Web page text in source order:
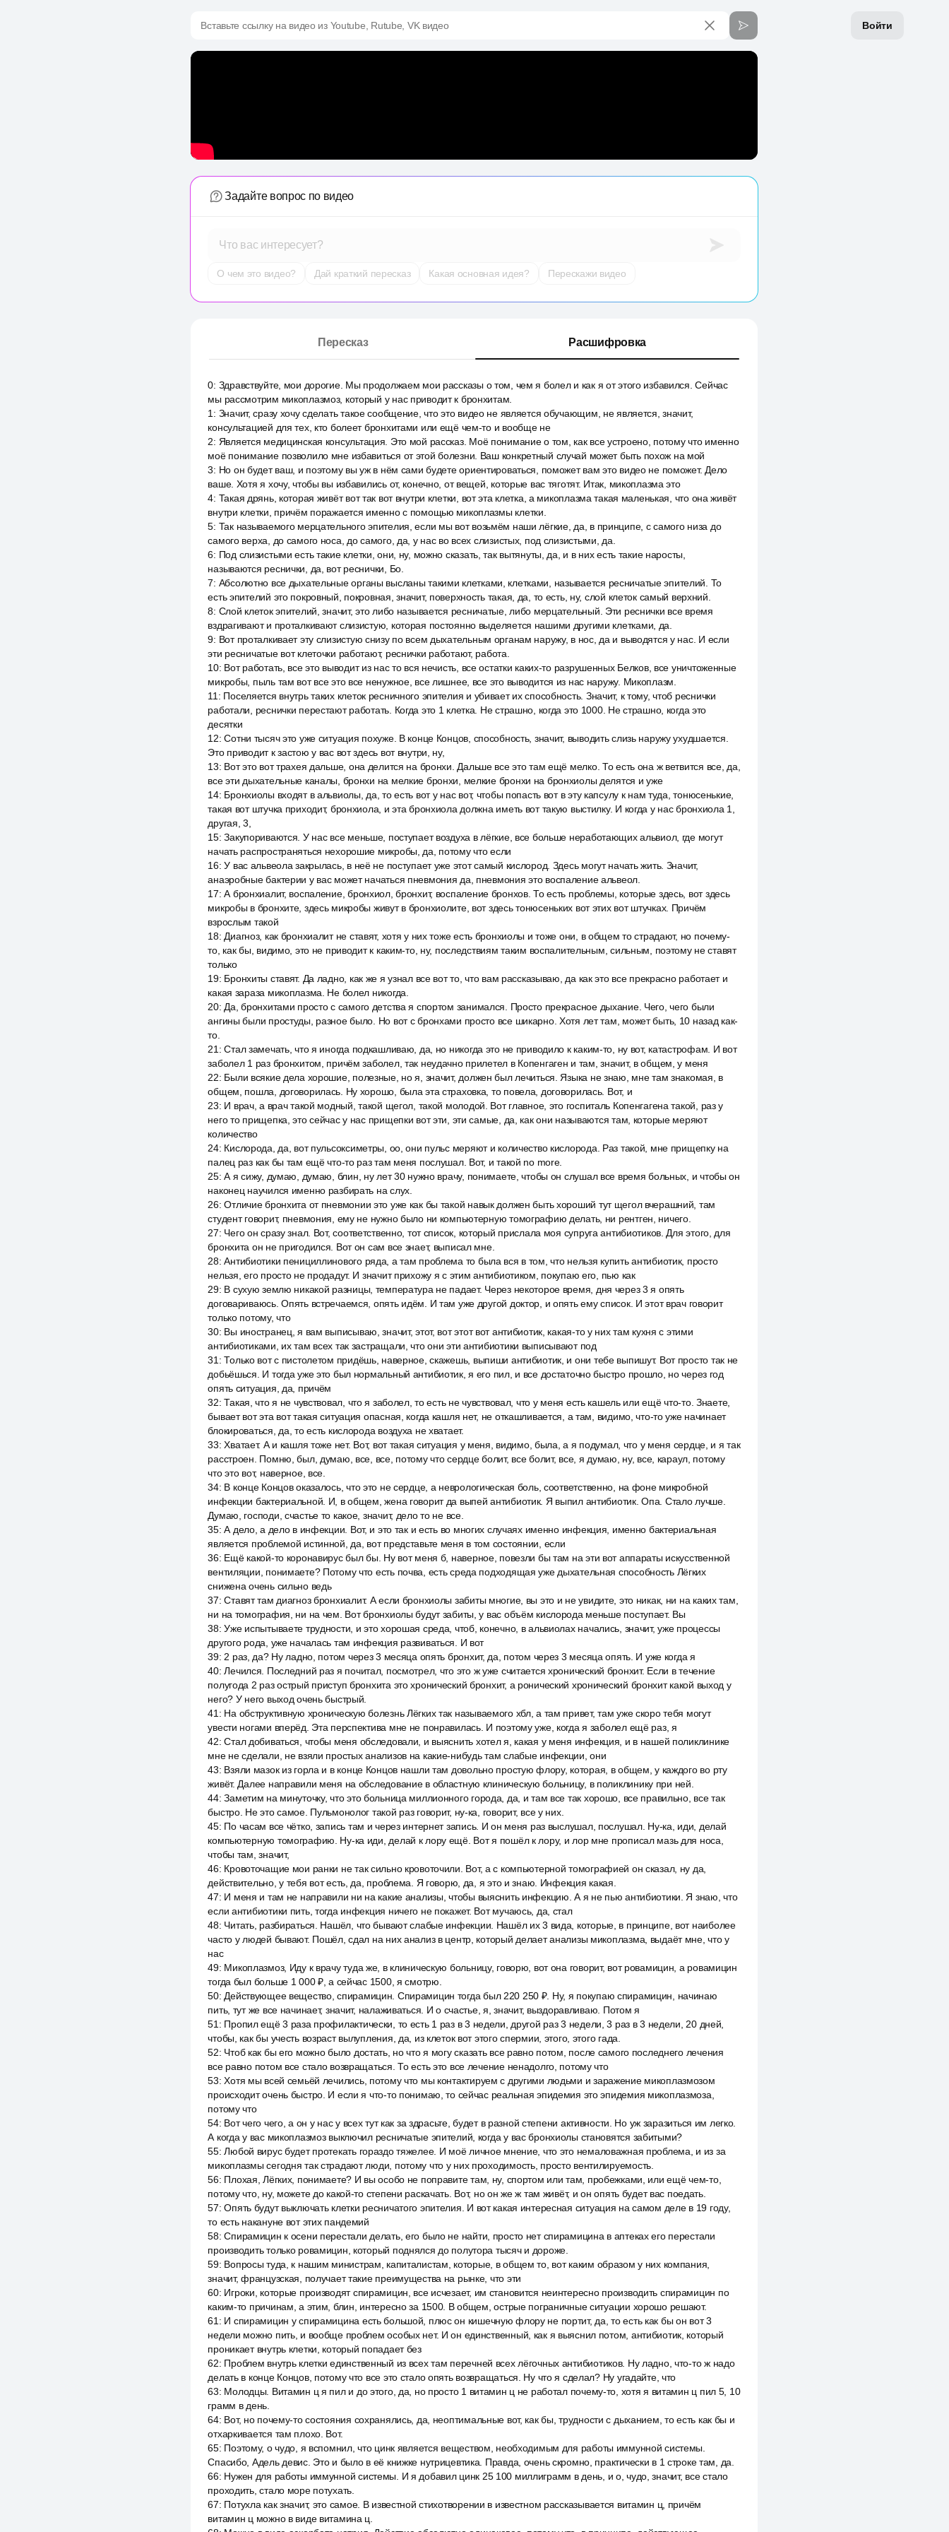
Войти
Вставьте ссылку на видео из Youtube, Rutube, VK видео
Задайте вопрос по видео
Что вас интересует?
О чем это видео? Дай краткий пересказ Какая основная идея? Перескажи видео
Пересказ Расшифровка
0: Здравствуйте, мои дорогие. Мы продолжаем мои рассказы о том, чем я болел и как я от этого избавился. Сейчас
мы рассмотрим микоплазмоз, который у нас приводит к бронхитам.
1 : Значит, сразу хочу сделать такое сообщение, что это видео не является обучающим, не является, значит,
консультацией для тех, кто болеет бронхитами или ещё чем-то и вообще не
2: Является медицинская консультация. Это мой рассказ. Моё понимание о том, как все устроено, потому что именно
моё понимание позволило мне избавиться от этой болезни. Ваш конкретный случай может быть похож на мой
3: Но он будет ваш, и поэтому вы уж в нём сами будете ориентироваться, поможет вам это видео не поможет. Дело
ваше. Хотя я хочу, чтобы вы избавились от, конечно, от вещей, которые вас тяготят. Итак, микоплазма это
4: Такая дрянь, которая живёт вот так вот внутри клетки, вот эта клетка, а микоплазма такая маленькая, что она живёт
внутри клетки, причём поражается именно с помощью микоплазмы клетки.
5: Так называемого мерцательного эпителия, если мы вот возьмём наши лёгкие, да, в принципе, с самого низа до
самого верха, до самого носа, до самого, да, у нас во всех слизистых, под слизистыми, да.
6: Под слизистыми есть такие клетки, они, ну, можно сказать, так вытянуты, да, и в них есть такие наросты,
называются реснички, да, вот реснички, Бо.
7: Абсолютно все дыхательные органы высланы такими клетками, клетками, называется ресничатые эпителий. То
есть эпителий это покровный, покровная, значит, поверхность такая, да, то есть, ну, слой клеток самый верхний.
8: Слой клеток эпителий, значит, это либо называется ресничатые, либо мерцательный. Эти реснички все время
вздрагивают и проталкивают слизистую, которая постоянно выделяется нашими другими клетками, да.
9: Вот проталкивает эту слизистую снизу по всем дыхательным органам наружу, в нос, да и выводятся у нас. И если
эти ресничатые вот клеточки работают, реснички работают, работа.
10: Вот работать, все это выводит из нас то вся нечисть, все остатки каких-то разрушенных Белков, все уничтоженные
микробы, пыль там вот все это все ненужное, все лишнее, все это выводится из нас наружу. Микоплазм.
11 : Поселяется внутрь таких клеток ресничного эпителия и убивает их способность. Значит, к тому, чтоб реснички
работали, реснички перестают работать. Когда это 1 клетка. Не страшно, когда это 1000. Не страшно, когда это
десятки
12:Сотни тысяч это уже ситуация похуже. В конце Концов, способность, значит, выводить слизь наружу ухудшается.
Это приводит к застою у вас вот здесь вот внутри, ну,
13: Вот это вот трахея дальше, она делится на бронхи. Дальше все это там ещё мелко. То есть она ж ветвится все, да,
все эти дыхательные каналы, бронхи на мелкие бронхи, мелкие бронхи на бронхиолы делятся и уже
14: Бронхиолы входят в альвиолы, да, то есть вот у нас вот, чтобы попасть вот в эту капсулу к нам туда, тонюсенькие,
такая вот штучка приходит, бронхиола, и эта бронхиола должна иметь вот такую выстилку. И когда у нас бронхиола 1,
другая, 3,
15:Закупориваются. У нас все меньше, поступает воздуха в лёгкие, все больше неработающих альвиол, где могут
начать распространяться нехорошие микробы, да, потому что если
16:У вас альвеола закрылась, в неё не поступает уже этот самый кислород. Здесь могут начать жить. Значит,
анаэробные бактерии у вас может начаться пневмония да, пневмония это воспаление альвеол.
17:А бронхиалит, воспаление, бронхиол, бронхит, воспаление бронхов. То есть проблемы, которые здесь, вот здесь
микробы в бронхите, здесь микробы живут в бронхиолите, вот здесь тонюсеньких вот этих вот штучках. Причём
взрослым такой
18: Диагноз, как бронхиалит не ставят, хотя у них тоже есть бронхиолы и тоже они, в общем то страдают, но почему-
то, как бы, видимо, это не приводит к каким-то, ну, последствиям таким воспалительным, сильным, поэтому не ставят
только
19: Бронхиты ставят. Да ладно, как же я узнал все вот то, что вам рассказываю, да как это все прекрасно работает и
какая зараза микоплазма. Не болел никогда.
20: Да, бронхитами просто с самого детства я спортом занимался. Просто прекрасное дыхание. Чего, чего были
ангины были простуды, разное было. Но вот с бронхами просто все шикарно. Хотя лет там, может быть, 10 назад как-
то.
21 :Стал замечать, что я иногда подкашливаю, да, но никогда это не приводило к каким-то, ну вот, катастрофам. И вот
заболел 1 раз бронхитом, причём заболел, так неудачно прилетел в Копенгаген и там, значит, в общем, у меня
22: Были всякие дела хорошие, полезные, но я, значит, должен был лечиться. Языка не знаю, мне там знакомая, в
общем, пошла, договорилась. Ну хорошо, была эта страховка, то повела, договорилась. Вот, и
23: И врач, а врач такой модный, такой щегол, такой молодой. Вот главное, это госпиталь Копенгагена такой, раз у
него то прищепка, это сейчас у нас прищепки вот эти, эти самые, да, как они называются там, которые меряют
количество
24: Кислорода, да, вот пульсоксиметры, оо, они пульс меряют и количество кислорода. Раз такой, мне прищепку на
палец раз как бы там ещё что-то раз там меня послушал. Вот, и такой no more.
25:А я сижу, думаю, думаю, блин, ну лет 30 нужно врачу, понимаете, чтобы он слушал все время больных, и чтобы он
наконец научился именно разбирать на слух.
26:Отличие бронхита от пневмонии это уже как бы такой навык должен быть хороший тут щегол вчерашний, там
студент говорит, пневмония, ему не нужно было ни компьютерную томографию делать, ни рентген, ничего.
27: Чего он сразу знал. Вот, соответственно, тот список, который прислала моя супруга антибиотиков. Для этого, для
бронхита он не пригодился. Вот он сам все знает, выписал мне.
28:Антибиотики пенициллинового ряда, а там проблема то была вся в том, что нельзя купить антибиотик, просто
нельзя, его просто не продадут. И значит прихожу я с этим антибиотиком, покупаю его, пью как
29: В сухую землю никакой разницы, температура не падает. Через некоторое время, дня через 3 я опять
договариваюсь. Опять встречаемся, опять идём. И там уже другой доктор, и опять ему список. И этот врач говорит
только потому, что
30: Вы иностранец, я вам выписываю, значит, этот, вот этот вот антибиотик, какая-то у них там кухня с этими
антибиотиками, их там всех так застращали, что они эти антибиотики выписывают под
31 :Только вот с пистолетом придёшь, наверное, скажешь, выпиши антибиотик, и они тебе выпишут. Вот просто так не
добьёшься. И тогда уже это был нормальный антибиотик, я его пил, и все достаточно быстро прошло, но через год
опять ситуация, да, причём
32:Такая, что я не чувствовал, что я заболел, то есть не чувствовал, что у меня есть кашель или ещё что-то. Знаете,
бывает вот эта вот такая ситуация опасная, когда кашля нет, не откашливается, а там, видимо, что-то уже начинает
блокироваться, да, то есть кислорода воздуха не хватает.
33:Хватает. А и кашля тоже нет. Вот, вот такая ситуация у меня, видимо, была, а я подумал, что у меня сердце, и я так
расстроен. Помню, был, думаю, все, все, потому что сердце болит, все болит, все, я думаю, ну, все, караул, потому
что это вот, наверное, все.
34: В конце Концов оказалось, что это не сердце, а неврологическая боль, соответственно, на фоне микробной
инфекции бактериальной. И, в общем, жена говорит да выпей антибиотик. Я выпил антибиотик. Опа. Стало лучше.
Думаю, господи, счастье то какое, значит, дело то не все.
35:А дело, а дело в инфекции. Вот, и это так и есть во многих случаях именно инфекция, именно бактериальная
является проблемой истинной, да, вот представьте меня в том состоянии, если
36: Ещё какой-то коронавирус был бы. Ну вот меня б, наверное, повезли бы там на эти вот аппараты искусственной
вентиляции, понимаете? Потому что есть почва, есть среда подходящая уже дыхательная способность Лёгких
снижена очень сильно ведь
37:Ставят там диагноз бронхиалит. А если бронхиолы забиты многие, вы это и не увидите, это никак, ни на каких там,
ни на томография, ни на чем. Вот бронхиолы будут забиты, у вас объём кислорода меньше поступает. Вы
38:Уже испытываете трудности, и это хорошая среда, чтоб, конечно, в альвиолах начались, значит, уже процессы
другого рода, уже началась там инфекция развиваться. И вот
39: 2 раз, да? Ну ладно, потом через 3 месяца опять бронхит, да, потом через 3 месяца опять. И уже когда я
40:Лечился. Последний раз я почитал, посмотрел, что это ж уже считается хронический бронхит. Если в течение
полугода 2 раз острый приступ бронхита это хронический бронхит, а ронический хронический бронхит какой выход у
него? У него выход очень быстрый.
41 : На обструктивную хроническую болезнь Лёгких так называемого хбл, а там привет, там уже скоро тебя могут
увести ногами вперёд. Эта перспектива мне не понравилась. И поэтому уже, когда я заболел ещё раз, я
42:Стал добиваться, чтобы меня обследовали, и выяснить хотел я, какая у меня инфекция, и в нашей поликлинике
мне не сделали, не взяли простых анализов на какие-нибудь там слабые инфекции, они
43: Взяли мазок из горла и в конце Концов нашли там довольно простую флору, которая, в общем, у каждого во рту
живёт. Далее направили меня на обследование в областную клиническую больницу, в поликлинику при ней.
44:Заметим на минуточку, что это больница миллионного города, да, и там все так хорошо, все правильно, все так
быстро. Не это самое. Пульмонолог такой раз говорит, ну-ка, говорит, все у них.
45: По часам все чётко, запись там и через интернет запись. И он меня раз выслушал, послушал. Ну-ка, иди, делай
компьютерную томографию. Ну-ка иди, делай к лору ещё. Вот я пошёл к лору, и лор мне прописал мазь для носа,
чтобы там, значит,
46: Кровоточащие мои ранки не так сильно кровоточили. Вот, а с компьютерной томографией он сказал, ну да,
действительно, у тебя вот есть, да, проблема. Я говорю, да, я это и знаю. Инфекция какая.
47: И меня и там не направили ни на какие анализы, чтобы выяснить инфекцию. А я не пью антибиотики. Я знаю, что
если антибиотики пить, тогда инфекция ничего не покажет. Вот мучаюсь, да, стал
48: Читать, разбираться. Нашёл, что бывают слабые инфекции. Нашёл их 3 вида, которые, в принципе, вот наиболее
часто у людей бывают. Пошёл, сдал на них анализ в центр, который делает анализы микоплазма, выдаёт мне, что у
нас
49: Микоплазмоз, Иду к врачу туда же, в клиническую больницу, говорю, вот она говорит, вот ровамицин, а ровамицин
тогда был больше 1 000 ₽, а сейчас 1500, я смотрю.
50: Действующее вещество, спирамицин. Спирамицин тогда был 220 250 ₽. Ну, я покупаю спирамицин, начинаю
пить, тут же все начинает, значит, налаживаться. И о счастье, я, значит, выздоравливаю. Потом я
51 : Пропил ещё 3 раза профилактически, то есть 1 раз в 3 недели, другой раз 3 недели, 3 раз в 3 недели, 20 дней,
чтобы, как бы учесть возраст вылупления, да, из клеток вот этого спермии, этого, этого гада.
52: Чтоб как бы его можно было достать, но что я могу сказать все равно потом, после самого последнего лечения
все равно потом все стало возвращаться. То есть это все лечение ненадолго, потому что
53:Хотя мы всей семьёй лечились, потому что мы контактируем с другими людьми и заражение микоплазмозом
происходит очень быстро. И если я что-то понимаю, то сейчас реальная эпидемия это эпидемия микоплазмоза,
потому что
54: Вот чего чего, а он у нас у всех тут как за здрасьте, будет в разной степени активности. Но уж заразиться им легко.
А когда у вас микоплазмоз выключил ресничатые эпителий, когда у вас бронхиолы становятся забитыми?
55:Любой вирус будет протекать гораздо тяжелее. И моё личное мнение, что это немаловажная проблема, и из за
микоплазмы сегодня так страдают люди, потому что у них проходимость, просто вентилируемость.
56: Плохая, Лёгких, понимаете? И вы особо не поправите там, ну, спортом или там, пробежками, или ещё чем-то,
потому что, ну, можете до какой-то степени раскачать. Вот, но он же ж там живёт, и он опять будет вас поедать.
57:Опять будут выключать клетки ресничатого эпителия. И вот какая интересная ситуация на самом деле в 19 году,
то есть накануне вот этих пандемий
58:Спирамицин к осени перестали делать, его было не найти, просто нет спирамицина в аптеках его перестали
производить только ровамицин, который поднялся до полутора тысяч и дороже.
59: Вопросы туда, к нашим министрам, капиталистам, которые, в общем то, вот каким образом у них компания,
значит, французская, получает такие преимущества на рынке, что эти
60: Игроки, которые производят спирамицин, все исчезает, им становится неинтересно производить спирамицин по
каким-то причинам, а этим, блин, интересно за 1500. В общем, острые пограничные ситуации хорошо решают.
61 : И спирамицин у спирамицина есть большой, плюс он кишечную флору не портит, да, то есть как бы он вот 3
недели можно пить, и вообще проблем особых нет. И он единственный, как я выяснил потом, антибиотик, который
проникает внутрь клетки, который попадает без
62: Проблем внутрь клетки единственный из всех там перечней всех лёгочных антибиотиков. Ну ладно, что-то ж надо
делать в конце Концов, потому что все это стало опять возвращаться. Ну что я сделал? Ну угадайте, что
63: Молодцы. Витамин ц я пил и до этого, да, но просто 1 витамин ц не работал почему-то, хотя я витамин ц пил 5, 10
грамм в день.
64: Вот, но почему-то состояния сохранялись, да, неоптимальные вот, как бы, трудности с дыханием, то есть как бы и
отхаркивается там плохо. Вот.
65: Поэтому, о чудо, я вспомнил, что цинк является веществом, необходимым для работы иммунной системы.
Спасибо, Адель девис. Это и было в её книжке нутрицевтика. Правда, очень скромно, практически в 1 строке там, да.
66: Нужен для работы иммунной системы. И я добавил цинк 25 100 миллиграмм в день, и о, чудо, значит, все стало
проходить, стало море потухать.
67: Потухла как значит, это самое. В известной стихотворении в известном рассказывается витамин ц, причём
витамин ц можно в виде витамина ц.